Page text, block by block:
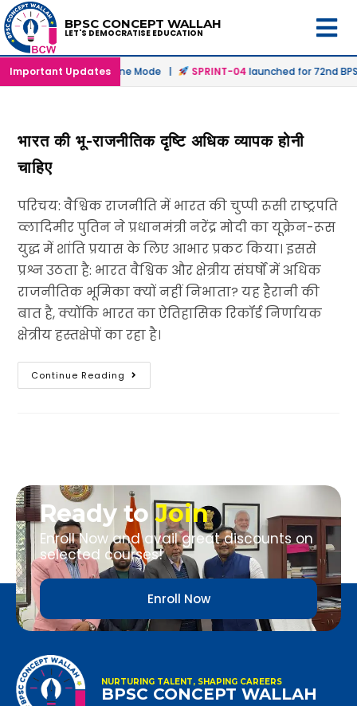
BPSC CONCEPT WALLAH
LET'S DEMOCRATISE EDUCATION
Important Updates
in Offline & Online Mode | SPRINT-04launched for 72nd
भारत की भू-राजनीतिक दृष्टि अधिक व्यापक होनी
चाहिए
परिचय: वैश्विक राजनीति में भारत की चुप्पी रूसी राष्ट्रपति
व्लादिमीर पुतिन ने प्रधानमंत्री नरेंद्र मोदी का यूक्रेन-रूस
युद्ध में शांति प्रयास के लिए आभार प्रकट किया। इससे
प्रश्न उठता है: भारत वैश्विक और क्षेत्रीय संघर्षों में अधिक
राजनीतिक भूमिका क्यों नहीं निभाता? यह हैरानी की
बात है, क्योंकि भारत का ऐतिहासिक रिकॉर्ड निर्णायक
क्षेत्रीय हस्तक्षेपों का रहा है।
Continue Reading
Ready toJoin
Enroll Now and avail great discounts on
selected courses!
Enroll Now
NURTURING TALENT, SHAPING CAREERS
BPSC CONCEPT WALLAH